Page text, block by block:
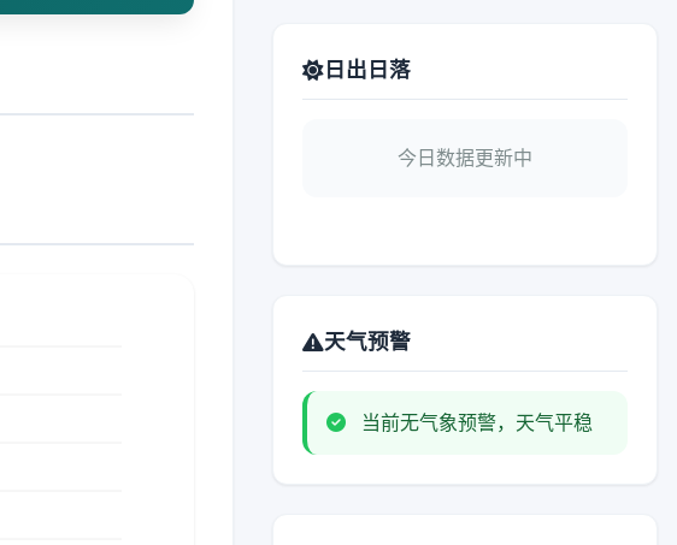
日出日落
今日数据更新中
天气预警
当前无气象预警，天气平稳